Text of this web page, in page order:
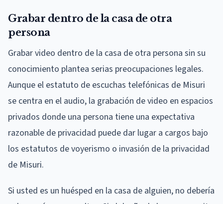
Grabar dentro de la casa de otra
persona
Grabar video dentro de la casa de otra persona sin su
conocimiento plantea serias preocupaciones legales.
Aunque el estatuto de escuchas telefónicas de Misuri
se centra en el audio, la grabación de video en espacios
privados donde una persona tiene una expectativa
razonable de privacidad puede dar lugar a cargos bajo
los estatutos de voyerismo o invasión de la privacidad
de Misuri.
Si usted es un huésped en la casa de alguien, no debería